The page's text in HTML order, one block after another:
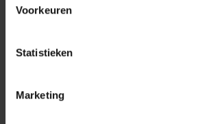
Voorkeuren
Statistieken
Marketing03/06/2022 11:26